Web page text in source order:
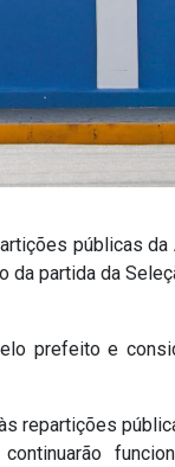
públicas da
da partida da
prefeito e
repartições